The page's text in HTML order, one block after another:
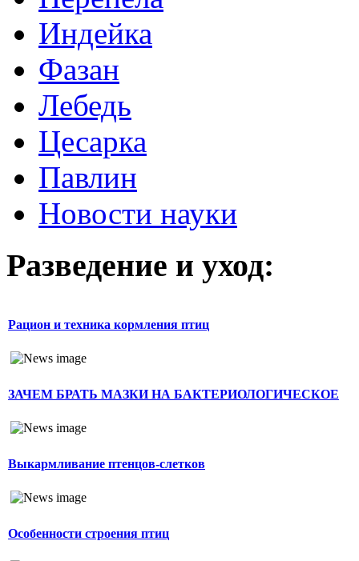
Индейка
Фазан
Лебедь
Цесарка
Павлин
Новости науки
Разведение и уход:
Рацион и техника кормления птиц
ЗАЧЕМ БРАТЬ МАЗКИ НА БАКТЕРИОЛОГИЧЕСКОЕ
Выкармливание птенцов-слетков
Особенности строения птиц